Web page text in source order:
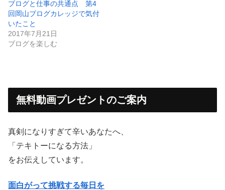
ブログと仕事の共通点 第4
回岡山ブログカレッジで気付
いたこと
2017年7月21日
ブログを楽しむ
無料動画プレゼントのご案内
真剣になりすぎて辛いあなたへ、
「テキトーになる方法」
をお伝えしています。
面白がって挑戦する毎日を